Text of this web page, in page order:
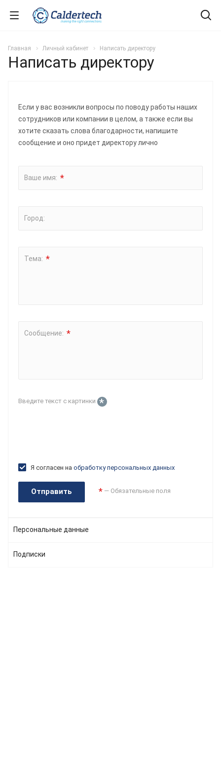
Главная Личный кабинет Написать директору
Написать директору
Если у вас возникли вопросы по поводу работы наших
сотрудников или компании в целом, а также если вы
хотите сказать слова благодарности, напишите
сообщение и оно придет директору лично
Ваше имя: *
Город:
Тема: *
Сообщение: *
Введите текст с картинки *
Я согласен на обработку персональных данных
* — Обязательные поля
Персональные данные
Подписки